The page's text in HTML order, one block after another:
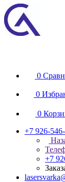
0
0
0
+7 926-
+7